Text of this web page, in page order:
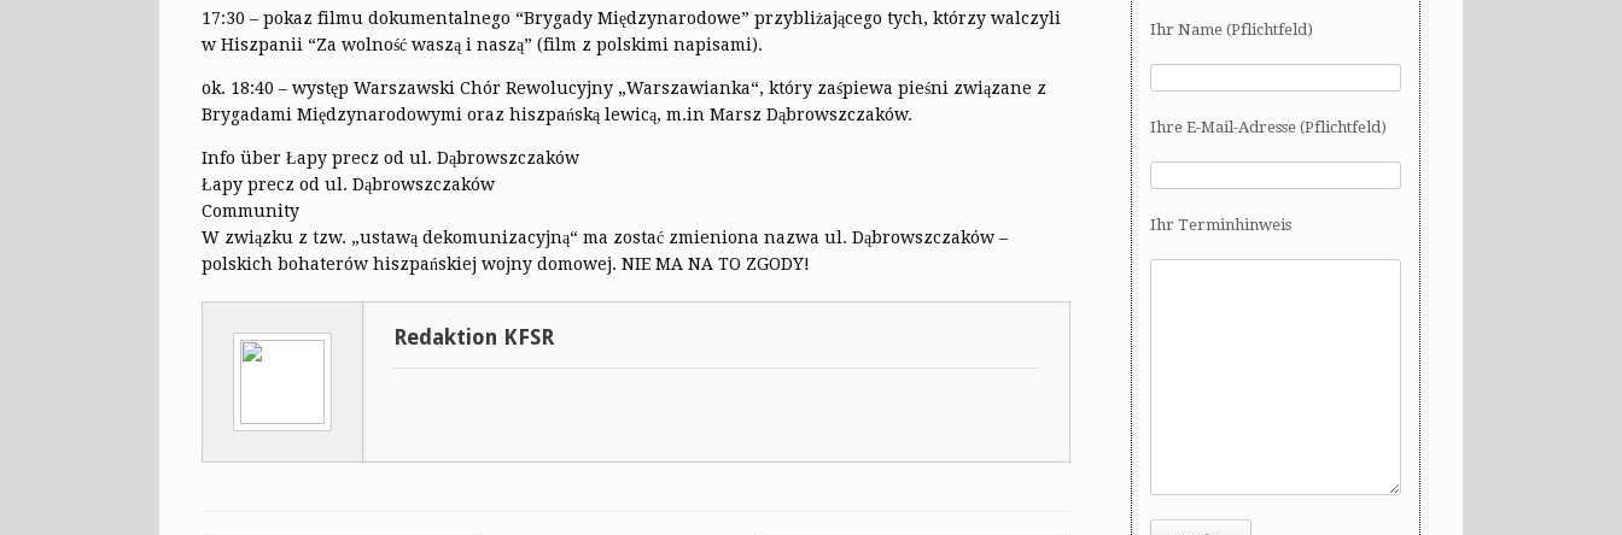
17:30 – pokaz filmu dokumentalnego “Brygady Międzynarodowe” przybliżającego tych, którzy walczyli
w Hiszpanii “Za wolność waszą i naszą” (film z polskimi napisami).
ok. 18:40 – występ Warszawski Chór Rewolucyjny „Warszawianka“, który zaśpiewa pieśni związane z
Brygadami Międzynarodowymi oraz hiszpańską lewicą, m.in Marsz Dąbrowszczaków.
Info über Łapy precz od ul. Dąbrowszczaków
Łapy precz od ul. Dąbrowszczaków
Community
W związku z tzw. „ustawą dekomunizacyjną“ ma zostać zmieniona nazwa ul. Dąbrowszczaków –
polskich bohaterów hiszpańskiej wojny domowej. NIE MA NA TO ZGODY!
Redaktion KFSR
Ihr Name (Pflichtfeld)
Ihre E-Mail-Adresse (Pflichtfeld)
Ihr Terminhinweis